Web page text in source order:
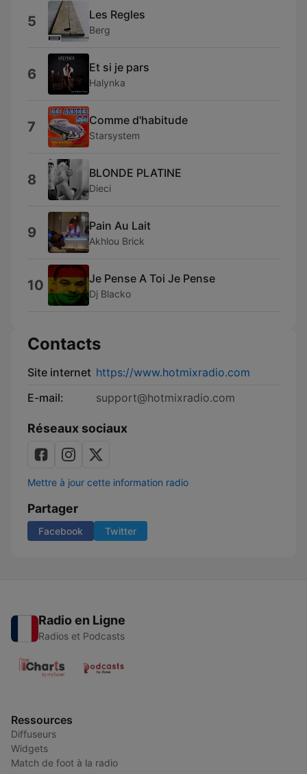
5 Les Regles
Berg
6 Et si je pars
Halynka
7 Comme d'habitude
Starsystem
8 BLONDE PLATINE
Dieci
9 Pain Au Lait
Akhlou Brick
10 Je Pense A Toi Je Pense
Dj Blacko
Contacts
Site internet https://www.hotmixradio.com
E-mail:
support@hotmixradio.com
Réseaux sociaux
Mettre à jour cette information radio
Partager
Facebook Twitter
Radio en Ligne
Radios et Podcasts
Ressources
Diffuseurs
Widgets
Match de foot à la radio